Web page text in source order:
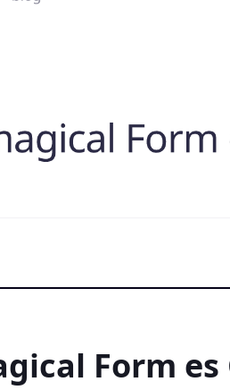
Form es